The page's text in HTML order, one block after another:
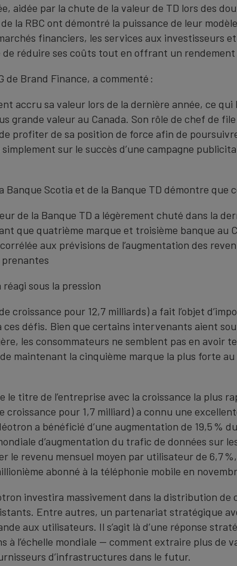
aidée par la chute de la valeur de TD lors des
la RBC ont démontré la puissance de leur
financiers, les services aux investisseurs
de réduire ses coûts tout en offrant un rendement
de Brand Finance, a commenté :
accru sa valeur lors de la dernière année, ce
grande valeur au Canada. Son rôle de chef de
profiter de sa position de force afin de
simplement sur le succès d’une campagne
Banque Scotia et de la Banque TD démontre que
de la Banque TD a légèrement chuté dans la
que quatrième marque et troisième banque au
aux prévisions de l’augmentation des
sous la pression
croissance pour 12,7 milliards) a fait l’objet
ces défis. Bien que certains intervenants aient
les consommateurs ne semblent pas en avoir
maintenant la cinquième marque la plus forte au
le titre de l’entreprise avec la croissance la plus
croissance pour 1,7 milliard) a connu une
a bénéficié d’une augmentation de 19,5 %
d’augmentation du trafic de données sur
le revenu mensuel moyen par utilisateur de 6,7
abonné à la téléphonie mobile en
investira massivement dans la distribution
Entre autres, un partenariat stratégique
aux utilisateurs. Il s’agit là d’une réponse
à l’échelle mondiale — comment extraire plus de
d’infrastructures dans le futur.